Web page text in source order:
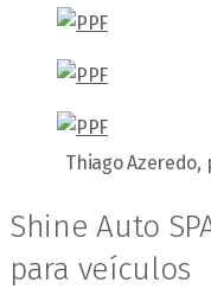
Thiago Azeredo,
Shine Auto
para veículos